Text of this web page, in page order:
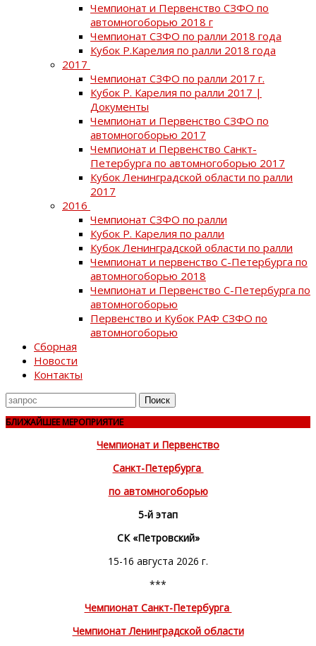
Чемпионат и Первенство СЗФО по
автомногоборью 2018 г
Чемпионат СЗФО по ралли 2018 года
Кубок Р.Карелия по ралли 2018 года
2017
Чемпионат СЗФО по ралли 2017 г.
Кубок Р. Карелия по ралли 2017 |
Документы
Чемпионат и Первенство СЗФО по
автомногоборью 2017
Чемпионат и Первенство Санкт-
Петербурга по автомногоборью 2017
Кубок Ленинградской области по ралли
2017
2016
Чемпионат СЗФО по ралли
Кубок Р. Карелия по ралли
Кубок Ленинградской области по ралли
Чемпионат и первенство С-Петербурга по
автомногоборью 2018
Чемпионат и Первенство С-Петербурга по
автомногоборью
Первенство и Кубок РАФ СЗФО по
автомногоборью
Сборная
Новости
Контакты
Поиск
для
БЛИЖАЙШЕЕ МЕРОПРИЯТИЕ
Чемпионат и Первенство
Санкт-Петербурга
по автомногоборью
5-й этап
СК «Петровский»
15-16 августа 2026 г.
***
Чемпионат Санкт-Петербурга
Чемпионат Ленинградской области